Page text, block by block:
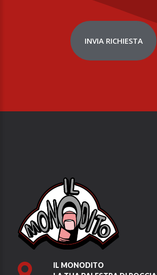
INVIA RICHIESTA
IL MONODITO